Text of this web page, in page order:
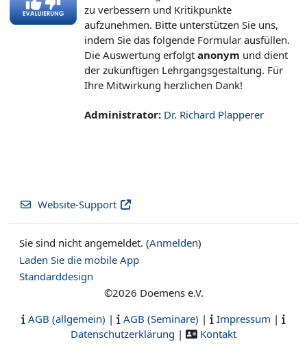
zu verbessern und Kritikpunkte
aufzunehmen. Bitte unterstützen Sie uns,
indem Sie das folgende Formular ausfüllen.
Die Auswertung erfolgt anonym und dient
der zukünftigen Lehrgangsgestaltung. Für
Ihre Mitwirkung herzlichen Dank!
Administrator: Dr. Richard Plapperer
Website-Support
Sie sind nicht angemeldet. (Anmelden)
Laden Sie die mobile App
Standarddesign
©2026 Doemens e.V.
AGB (allgemein) | AGB (Seminare) | Impressum |
Datenschutzerklärung | Kontakt